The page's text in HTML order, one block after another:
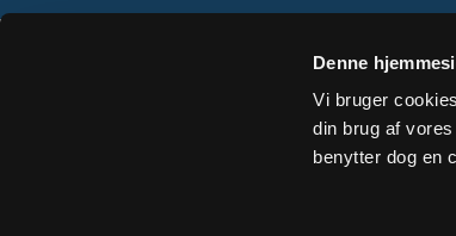
Denne
Vi bruger
din brug af
benytter dog en